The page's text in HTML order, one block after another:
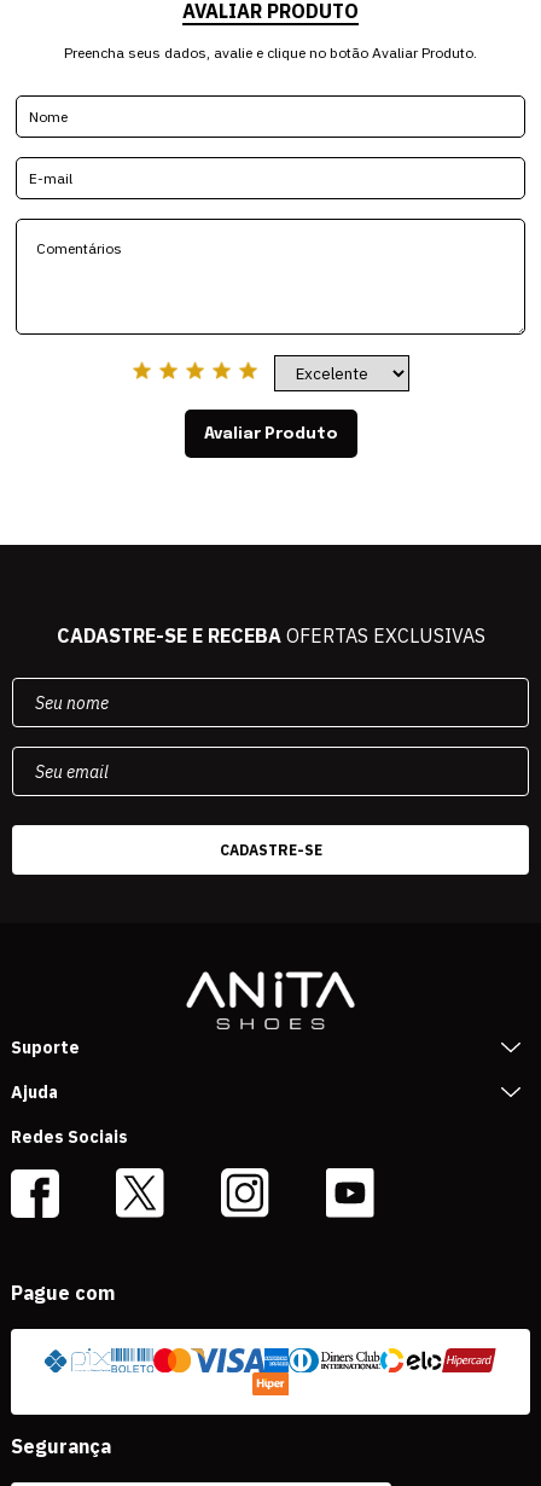
AVALIAR PRODUTO
Preencha seus dados, avalie e clique no botão Avaliar Produto.
Avaliar Produto
CADASTRE-SE E RECEBAOFERTAS EXCLUSIVAS
Suporte
Ajuda
Redes Sociais
Pague com
Segurança